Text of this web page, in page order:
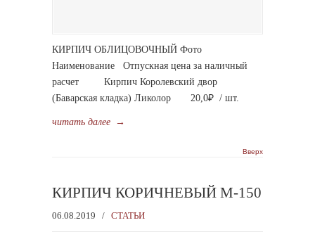
КИРПИЧ ОБЛИЦОВОЧНЫЙ Фото
Наименование Отпускная цена за наличный
расчет Кирпич Королевский двор
(Баварская кладка) Ликолор 20,0₽ / шт.
читать далее →
Вверх
КИРПИЧ КОРИЧНЕВЫЙ М-150
06.08.2019 / СТАТЬИ